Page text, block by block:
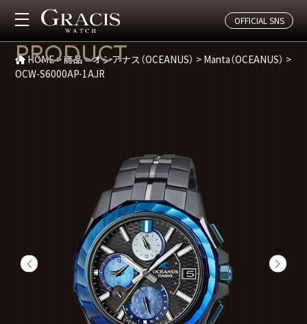
OFFICIAL SNS
商品紹介
PRODUCT
HOME>商品>オシアナス（OCEANUS） > Manta（OCEANUS） >
OCW-S6000AP-1AJR